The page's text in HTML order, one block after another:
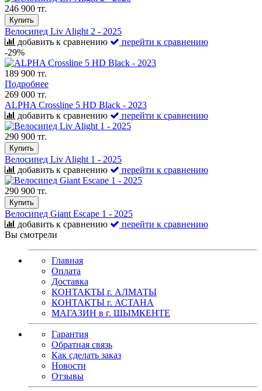
246 900 тг.
Купить
Велосипед Liv Alight 2 - 2025
добавить к сравнению
перейти к сравнению
-29%
189 900 тг.
Подробнее
269 000 тг.
ALPHA Crossline 5 HD Black - 2023
добавить к сравнению
перейти к сравнению
290 900 тг.
Купить
Велосипед Liv Alight 1 - 2025
добавить к сравнению
перейти к сравнению
290 900 тг.
Купить
Велосипед Giant Escape 1 - 2025
добавить к сравнению
перейти к сравнению
Вы смотрели
Главная
Оплата
Доставка
КОНТАКТЫ г. АЛМАТЫ
КОНТАКТЫ г. АСТАНА
МАГАЗИН в г. ШЫМКЕНТЕ
Гарантия
Обратная связь
Как сделать заказ
Новости
Отзывы